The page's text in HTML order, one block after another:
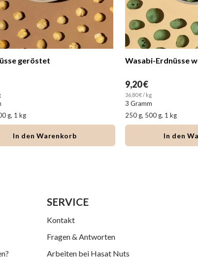
geröstet
g, 1 kg
In den Warenkorb
Wasabi-Erdnüsse
9,20 €
36,80 € / kg
3 Gramm
250 g, 500 g, 1 kg
In den
SERVICE
Kontakt
Fragen & Antworten
Arbeiten bei Hasat Nuts